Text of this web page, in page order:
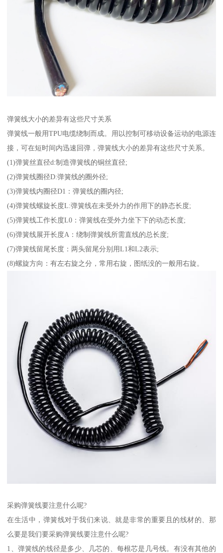
弹簧线大小的差异有这些尺寸关系
弹簧线一般用TPU电缆绕制而成。用以控制可移动设备运动的电源连
接，可在短时间内迅速回弹，弹簧线大小的差异有这些尺寸关系。
(1)弹簧丝直径d:制造弹簧线的铜丝直径;
(2)弹簧线圈径D:弹簧线的圈外径;
(3)弹簧线内圈径D1：弹簧线的圈内径;
(4)弹簧线螺旋长度L:弹簧线在未受外力的作用下的静态长度;
(5)弹簧线工作长度L0：弹簧线在受外力坐下下的动态长度;
(6)弹簧线展开长度A：绕制弹簧线所需直线的总长度;
(7)弹簧线留尾长度：两头留尾分别用L1和L2表示;
(8)螺旋方向：有左右旋之分，常用右旋，图纸没的一般用右旋。
采购弹簧线要注意什么呢?
在生活中，弹簧线对于我们来说、就是非常的重要且的线材的、那
么要是我们要采购弹簧线要注意什么呢?
1、弹簧线的线径是多少、几芯的、每根芯是几号线。有没有其他的